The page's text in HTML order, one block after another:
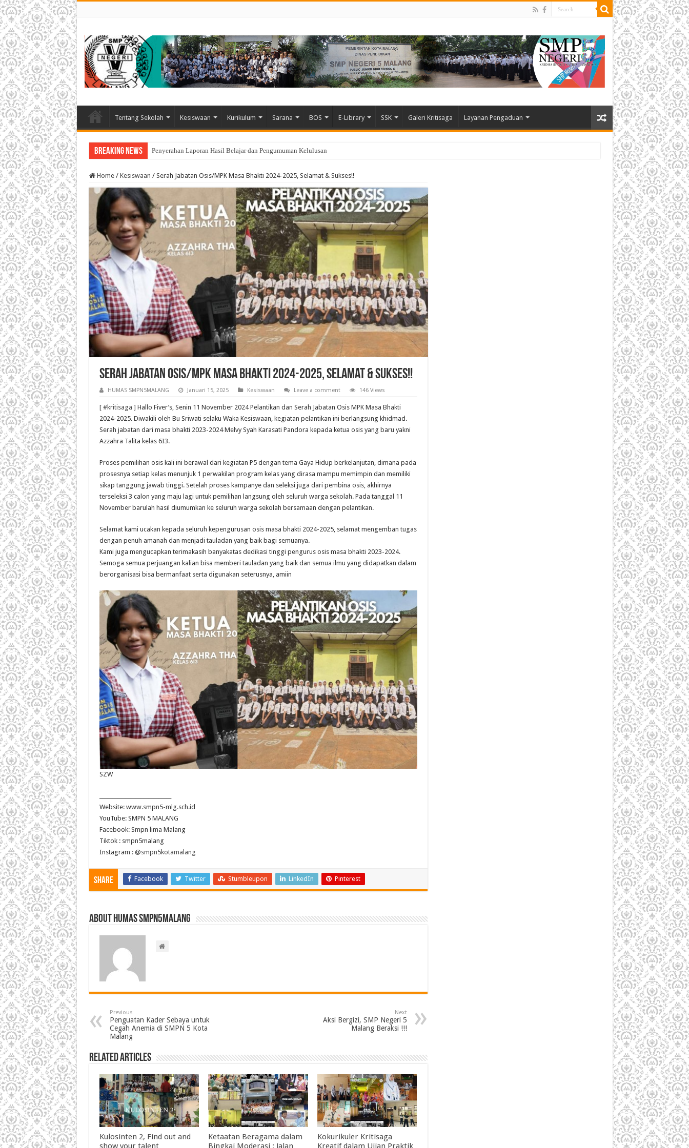
Tentang Sekolah Kesiswaan Kurikulum Sarana BOS E-Library SSK Galeri Kritisaga Layanan Pengaduan
Breaking News Penyerahan Laporan Hasil Belajar dan Pengumuman Kelulusan
Home / Kesiswaan / Serah Jabatan Osis/MPK Masa Bhakti 2024-2025, Selamat & Sukses!!
Serah Jabatan Osis/MPK Masa Bhakti 2024-2025, Selamat & Sukses!!
HUMAS SMPN5MALANG Januari 15, 2025 Kesiswaan Leave a comment 146 Views
[ #kritisaga ] Hallo Fiver’s, Senin 11 November 2024 Pelantikan dan Serah Jabatan Osis MPK Masa Bhakti
2024-2025. Diwakili oleh Bu Sriwati selaku Waka Kesiswaan, kegiatan pelantikan ini berlangsung khidmad.
Serah jabatan dari masa bhakti 2023-2024 Melvy Syah Karasati Pandora kepada ketua osis yang baru yakni
Azzahra Talita kelas 6I3.
Proses pemilihan osis kali ini berawal dari kegiatan P5 dengan tema Gaya Hidup berkelanjutan, dimana pada
prosesnya setiap kelas menunjuk 1 perwakilan program kelas yang dirasa mampu memimpin dan memiliki
sikap tanggung jawab tinggi. Setelah proses kampanye dan seleksi juga dari pembina osis, akhirnya
terseleksi 3 calon yang maju lagi untuk pemilihan langsung oleh seluruh warga sekolah. Pada tanggal 11
November barulah hasil diumumkan ke seluruh warga sekolah bersamaan dengan pelantikan.
Selamat kami ucakan kepada seluruh kepengurusan osis masa bhakti 2024-2025, selamat mengemban tugas
dengan penuh amanah dan menjadi tauladan yang baik bagi semuanya.
Kami juga mengucapkan terimakasih banyakatas dedikasi tinggi pengurus osis masa bhakti 2023-2024.
Semoga semua perjuangan kalian bisa memberi tauladan yang baik dan semua ilmu yang didapatkan dalam
berorganisasi bisa bermanfaat serta digunakan seterusnya, amiin
SZW
Website: www.smpn5-mlg.sch.id
YouTube: SMPN 5 MALANG
Facebook: Smpn lima Malang
Tiktok : smpn5malang
Instagram : @smpn5kotamalang
Share Facebook Twitter Stumbleupon LinkedIn Pinterest
About HUMAS SMPN5MALANG
Previous
Penguatan Kader Sebaya untuk
Cegah Anemia di SMPN 5 Kota
Malang
Next
Aksi Bergizi, SMP Negeri 5
Malang Beraksi !!!
Related Articles
Kulosinten 2, Find out and
show your talent
Ketaatan Beragama dalam
Bingkai Moderasi : Jalan
Kokurikuler Kritisaga
Kreatif dalam Ujian Praktik